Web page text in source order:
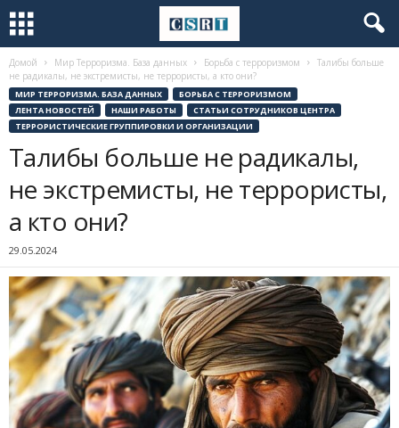
Домой Мир Терроризма. База данных Борьба с терроризмом
Талибы больше
не радикалы, не экстремисты, не террористы, а кто они?
МИР ТЕРРОРИЗМА. БАЗА ДАННЫХ
БОРЬБА С ТЕРРОРИЗМОМ
ЛЕНТА НОВОСТЕЙ
НАШИ РАБОТЫ
СТАТЬИ СОТРУДНИКОВ ЦЕНТРА
ТЕРРОРИСТИЧЕСКИЕ ГРУППИРОВКИ И ОРГАНИЗАЦИИ
Талибы больше не радикалы,
не экстремисты, не террористы,
а кто они?
29.05.2024